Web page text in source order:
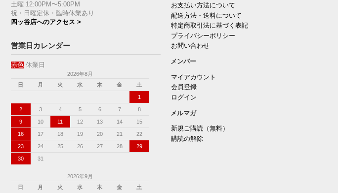
土曜 12:00PM〜5:00PM
祝・日曜定休・臨時休業あり
四ッ谷店へのアクセス >
営業日カレンダー
赤色休業日
2026年8月
日
月 火 水 木 金 土
1
2 3 4 5 6 7 8
9 10 11 12 13 14 15
16 17 18 19 20 21 22
23 24 25 26 27 28 29
30 31
2026年9月
日
月 火 水 木 金 土
お支払い方法について
配送方法・送料について
特定商取引法に基づく表記
プライバシーポリシー
お問い合わせ
メンバー
マイアカウント
会員登録
ログイン
メルマガ
新規ご購読（無料）
購読の解除